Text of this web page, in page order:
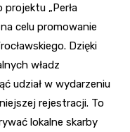
„Perła
celu promowanie
Dzięki
władz
udział w wydarzeniu
rejestracji. To
lokalne skarby